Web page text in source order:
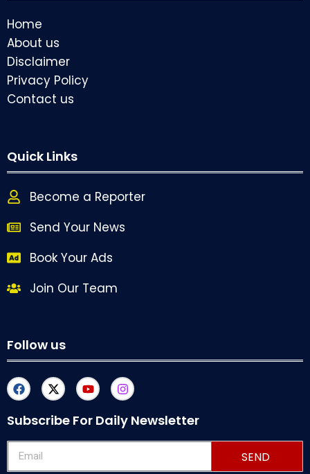
Home
About us
Disclaimer
Privacy Policy
Contact us
Quick Links
Become a Reporter
Send Your News
Book Your Ads
Join Our Team
Follow us
Subscribe For Daily Newsletter
SEND